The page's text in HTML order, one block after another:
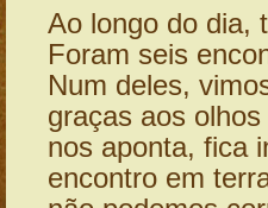
Ao longo do dia,
Foram seis
Num deles,
graças aos
nos aponta, fica
encontro em